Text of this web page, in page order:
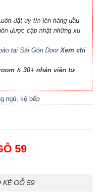
đặt uy tín lên hàng đầu
được cập nhật những xu
tại Sài Gòn DoorXem chi
& 30+ nhân viên tư
ngủ, kệ bếp
đẹp ,tủ gỗ
59
KỆ GỖ 59